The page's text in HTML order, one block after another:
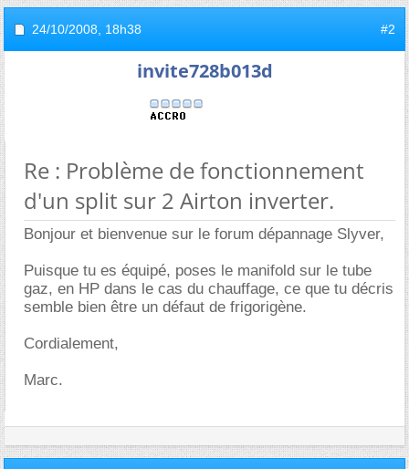
24/10/2008, 18h38 #2
invite728b013d
Re : Problème de fonctionnement
d'un split sur 2 Airton inverter.
Bonjour et bienvenue sur le forum dépannage Slyver,
Puisque tu es équipé, poses le manifold sur le tube
gaz, en HP dans le cas du chauffage, ce que tu décris
semble bien être un défaut de frigorigène.
Cordialement,
Marc.